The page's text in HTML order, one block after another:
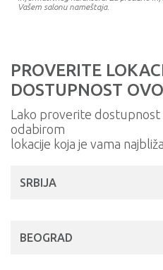
Vašem salonu nameštaja.
PROVERITE
DOSTUPNOST
Lako proverite dostupnost
odabirom
lokacije koja je vama
SRBIJA
BEOGRAD